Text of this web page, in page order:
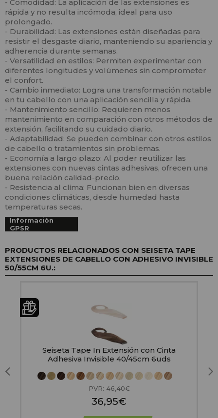
- Comodidad: La aplicación de las extensiones es
rápida y no resulta incómoda, ideal para uso
prolongado.
- Durabilidad: Las extensiones están diseñadas para
resistir el desgaste diario, manteniendo su apariencia y
adherencia durante semanas.
- Versatilidad en estilos: Permiten experimentar con
diferentes longitudes y volúmenes sin comprometer
el confort.
- Cambio inmediato: Logra una transformación notable
en tu cabello con una aplicación sencilla y rápida.
- Mantenimiento sencillo: Requieren menos
mantenimiento en comparación con otros métodos de
extensión, facilitando su cuidado diario.
- Adaptabilidad: Se pueden combinar con otros estilos
de cabello o tratamientos sin problemas.
- Economía a largo plazo: Al poder reutilizar las
extensiones con nuevas cintas adhesivas, ofrecen una
buena relación calidad-precio.
- Resistencia al clima: Funcionan bien en diversas
condiciones climáticas, desde humedad hasta
temperaturas secas.
Información
GPSR
PRODUCTOS RELACIONADOS CON SEISETA TAPE
EXTENSIONES DE CABELLO CON ADHESIVO INVISIBLE
50/55CM 6U.:
Seiseta Tape In Extensión con Cinta
Adhesiva Invisible 40/45cm 6uds
PVR:46,40€
36,95€